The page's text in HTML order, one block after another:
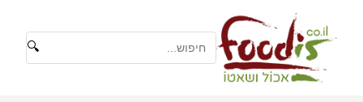
🔍